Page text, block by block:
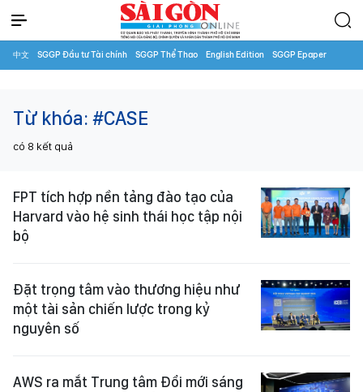
中文 SGGP Đầu tư Tài chính SGGP Thể Thao English Edition SGGP Epaper
Từ khóa: #CASE
có 8 kết quả
FPT tích hợp nền tảng đào tạo của
Harvard vào hệ sinh thái học tập nội
bộ
Đặt trọng tâm vào thương hiệu như
một tài sản chiến lược trong kỷ
nguyên số
AWS ra mắt Trung tâm Đổi mới sáng